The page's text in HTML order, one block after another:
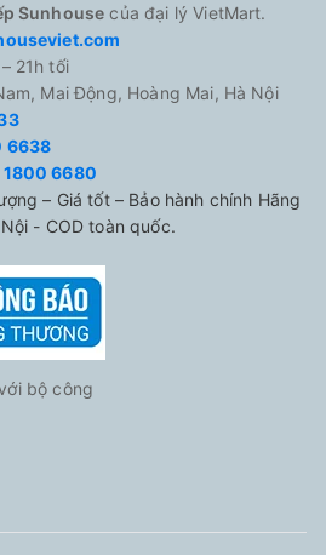
Sunhouse của đại lý VietMart.
21h tối
Mai Động, Hoàng Mai, Hà Nội
6638
1800 6680
– Giá tốt – Bảo hành chính Hãng
- COD toàn quốc.
bộ công